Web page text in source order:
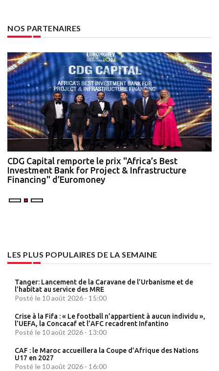
NOS PARTENAIRES
CDG Capital remporte le prix "Africa’s Best
Investment Bank for Project & Infrastructure
Financing" d’Euromoney
LES PLUS POPULAIRES DE LA SEMAINE
Tanger: Lancement de la Caravane de l’Urbanisme et de
l’habitat au service des MRE
Posté le 10 août 2026 - 15:00
Crise à la Fifa : « Le football n’appartient à aucun individu »,
l’UEFA, la Concacaf et l’AFC recadrent Infantino
Posté le 10 août 2026 - 13:00
CAF : le Maroc accueillera la Coupe d’Afrique des Nations
U17 en 2027
Posté le 10 août 2026 - 16:00